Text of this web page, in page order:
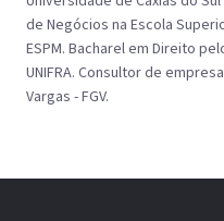
de Negócios na Escola
ESPM. Bacharel em Direito
UNIFRA. Consultor de
Vargas - FGV.